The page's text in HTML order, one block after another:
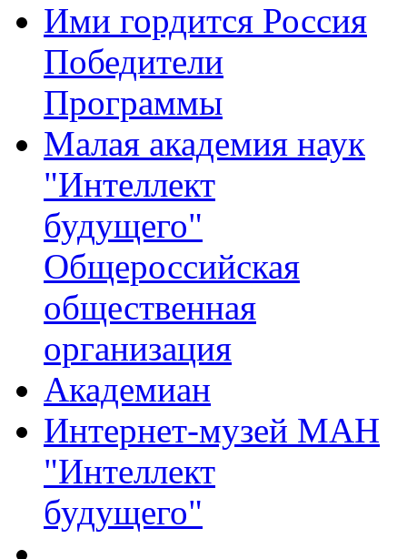
Ими гордится Россия
Победители
Программы
Малая академия наук
"Интеллект
будущего"
Общероссийская
общественная
организация
Академиан
Интернет-музей МАН
"Интеллект
будущего"